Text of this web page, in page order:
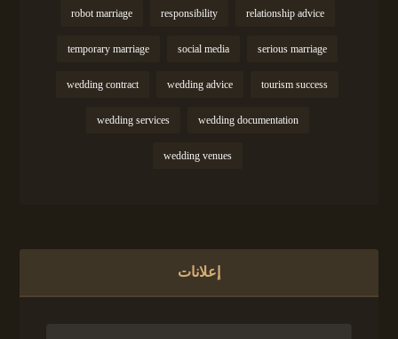
relationship advice
responsibility
robot marriage
serious marriage
social media
temporary marriage
tourism success
wedding advice
wedding contract
wedding documentation
wedding services
wedding venues
إعلانات